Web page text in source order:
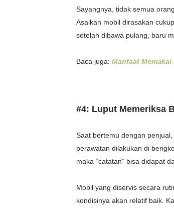
Sayangnya, tidak semua
Asalkan mobil dirasakan
setelah dibawa pulang, baru
Baca juga: Manfaat
#4: Luput Memeriksa
Saat bertemu dengan
perawatan dilakukan di
maka “catatan” bisa didapat
Mobil yang diservis secara
kondisinya akan relatif baik.